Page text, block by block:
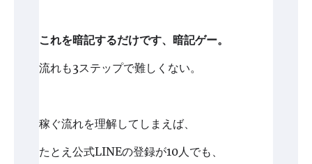
これを暗記するだけです、暗記ゲー。
流れも3ステップで難しくない。
稼ぐ流れを理解してしまえば、
たとえ公式LINEの登録が10人でも、